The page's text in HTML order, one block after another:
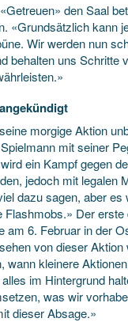
den Saal
«Grundsätzlich kann
Wir werden nun
behalten uns Schritte
morgige Aktion
mit seiner
ein Kampf gegen
jedoch mit legalen
dazu sagen, aber es
Flashmobs.» Der erste
am 6. Februar in der
von dieser
wann kleinere
im Hintergrund
was wir
dieser Absage.»